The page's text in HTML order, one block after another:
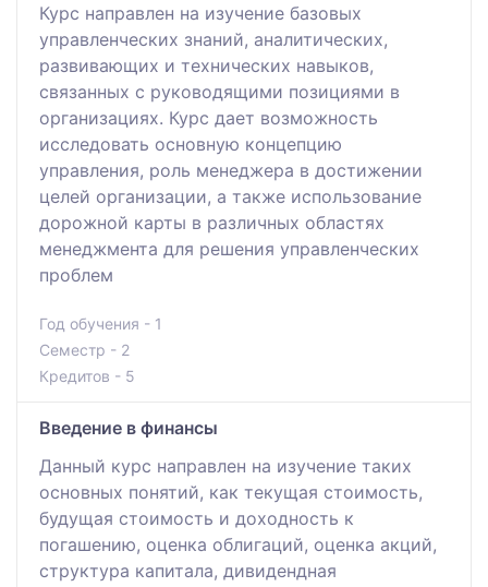
Курс направлен на изучение базовых
управленческих знаний, аналитических,
развивающих и технических навыков,
связанных с руководящими позициями в
организациях. Курс дает возможность
исследовать основную концепцию
управления, роль менеджера в достижении
целей организации, а также использование
дорожной карты в различных областях
менеджмента для решения управленческих
проблем
Год обучения - 1
Семестр - 2
Кредитов - 5
Введение в финансы
Данный курс направлен на изучение таких
основных понятий, как текущая стоимость,
будущая стоимость и доходность к
погашению, оценка облигаций, оценка акций,
структура капитала, дивидендная